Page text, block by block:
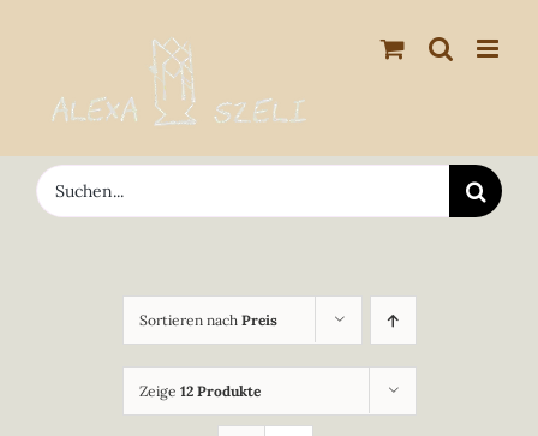
springen
Suche
nach:
Sortieren nach Preis
Zeige 12 Produkte